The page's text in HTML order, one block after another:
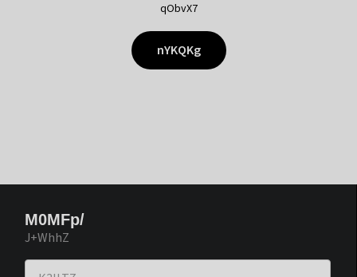
qObvX7
nYKQKg
M0MFp/
J+WhhZ